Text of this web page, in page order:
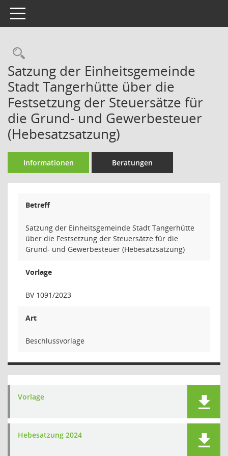
Toggle navigation
Rechercheauswahl
Satzung der Einheitsgemeinde
Stadt Tangerhütte über die
Festsetzung der Steuersätze für
die Grund- und Gewerbesteuer
(Hebesatzsatzung)
Informationen Beratungen
Betreff
Satzung der Einheitsgemeinde Stadt Tangerhütte
über die Festsetzung der Steuersätze für die
Grund- und Gewerbesteuer (Hebesatzsatzung)
Vorlage
BV 1091/2023
Art
Beschlussvorlage
Vorlage
Hebesatzung 2024